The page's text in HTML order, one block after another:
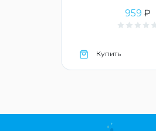
959 ₽
Купить